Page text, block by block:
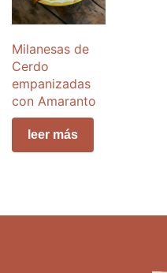
Milanesas de
Cerdo
empanizadas
con Amaranto
leer más